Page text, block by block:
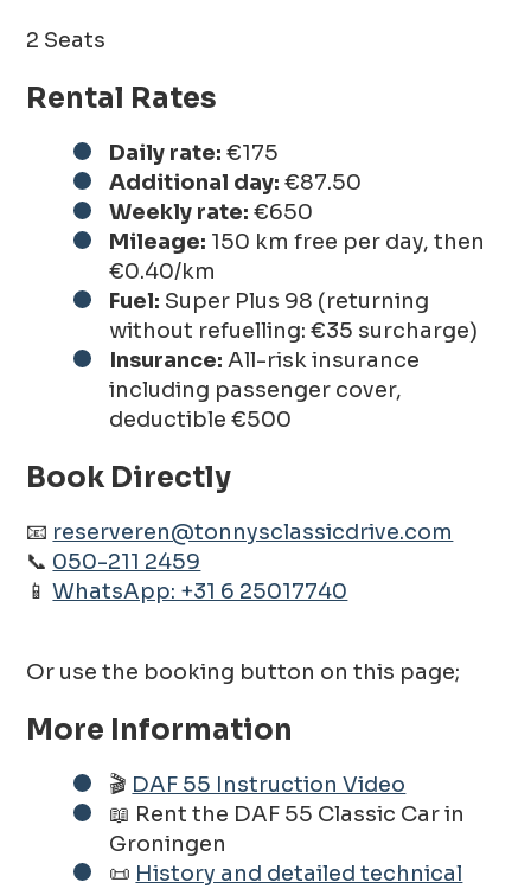
2 Seats
Rental Rates
Daily rate: €175
Additional day: €87.50
Weekly rate: €650
Mileage: 150 km free per day, then
€0.40/km
Fuel: Super Plus 98 (returning
without refuelling: €35 surcharge)
Insurance: All-risk insurance
including passenger cover,
deductible €500
Book Directly
📧 reserveren@tonnysclassicdrive.com
📞 050-211 2459
📱WhatsApp: +31 6 25017740
Or use the booking button on this page;
More Information
🎬 DAF 55 Instruction Video
📖 Rent the DAF 55 Classic Car in
Groningen
📜 History and detailed technical